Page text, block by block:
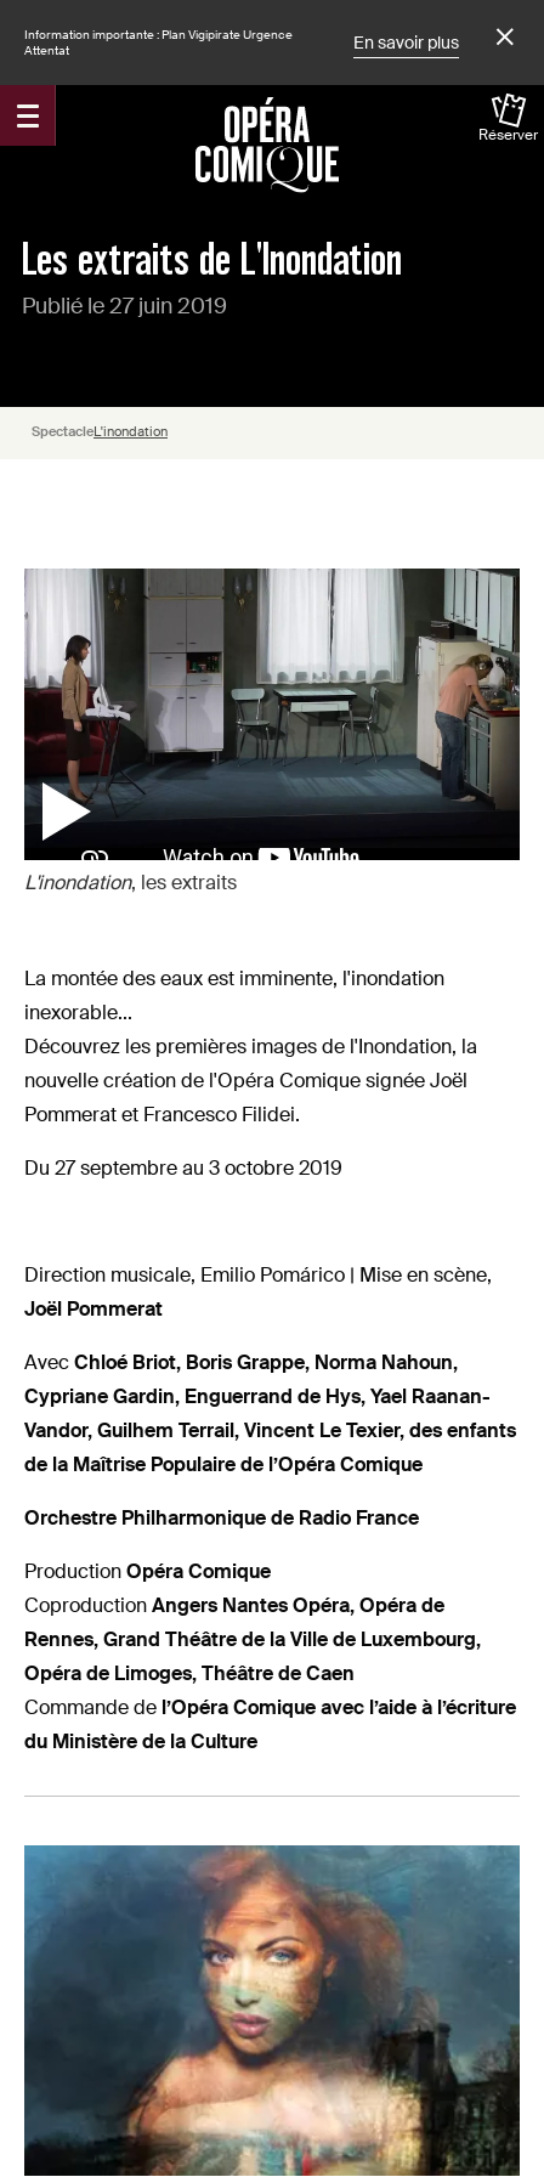
Information importante : Plan Vigipirate Urgence
Attentat
En savoir plus
Réserver
Les extraits de L'Inondation
Publié le 27 juin 2019
SpectacleL'inondation
L'inondation, les extraits
La montée des eaux est imminente, l'inondation
inexorable...
Découvrez les premières images de l'Inondation, la
nouvelle création de l'Opéra Comique signée Joël
Pommerat et Francesco Filidei.
Du 27 septembre au 3 octobre 2019
Direction musicale, Emilio Pomárico | Mise en scène,
Joël Pommerat
AvecChloé Briot, Boris Grappe, Norma Nahoun,
Cypriane Gardin, Enguerrand de Hys, Yael Raanan-
Vandor, Guilhem Terrail, Vincent Le Texier, des enfants
de la Maîtrise Populaire de l’Opéra Comique
Orchestre Philharmonique de Radio France
ProductionOpéra Comique
CoproductionAngers Nantes Opéra, Opéra de
Rennes, Grand Théâtre de la Ville de Luxembourg,
Opéra de Limoges, Théâtre de Caen
Commande de l’Opéra Comique avec l’aide à l’écriture
du Ministère de la Culture